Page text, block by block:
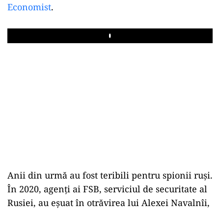
Economist.
Play
Anii din urmă au fost teribili pentru spionii ruși.
În 2020, agenți ai FSB, serviciul de securitate al
Rusiei, au eșuat în otrăvirea lui Alexei Navalnîi,